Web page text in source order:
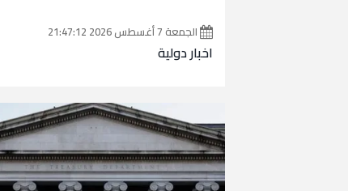
الجمعة 7 أغسطس 2026 21:47:12
اخبار دولية